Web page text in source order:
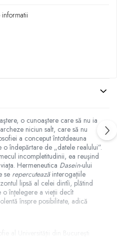
informatii
o cunoaştere care să nu ia
niciun salt, care să nu
a conceput întotdeauna
îndepărtare de „datele realului”.
incompletitudinii, ea reuşind
Hermeneutica Dasein-ului
se repercuteazăinterogaţiile
lipsă al celei dintîi, plătind
o înţelegere a vieţii decît
înspre posibilitate, adică